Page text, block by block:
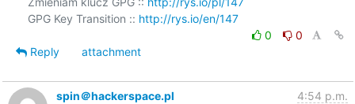
GPG Key Transition :: http://rys.io/en/147
0
0
Reply
attachment
spin＠hackerspace.pl
4:54 p.m.